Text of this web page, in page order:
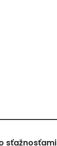
sťažnosťami